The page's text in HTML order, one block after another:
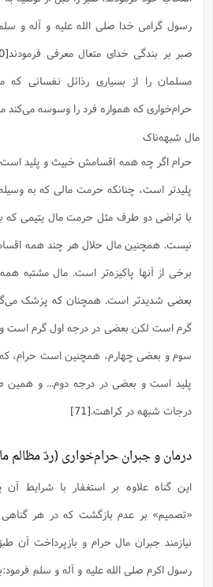
رسول گرامی خدا صلی الله علیه و آله و سلم
صبر بر بندگی خدای متعال معرفی فرمودند[70]
مسلمان را از بسیاری رذائل نفسانی که
حرام‌خواری که همواره فرد را وسوسه می‌کند
مال شبهه‌ناک
حرام اگر چه همه اقسامش خبیث و پلید است
پلیدتر است، چنانکه حرمت مالى که به
با تراضى دو طرف مثل حرمت مال یتیمى که
نیست. همچنین مال حلال هر چند همه
برخى از آنها پاکیزه‌تر است. مال مشتبه
بعضى شدیدتر است. همچنان که پزشک
گرم است لکن بعضى در درجه اول گرم است
سوم و بعضى چهارم، همچنین است حرام،
پلید است و بعضى در درجه دوم... و همین
درجات شبهه در کراهت.[71]
درمان و جبران حرام‌خواری (ردّ مظالم
این گناه علاوه بر استغفار با شرایط آن
«تصمیم» بر عدم بازگشت که در هر گناهی
نیازمند جبران مال حرام و بازپرداخت آن
رسول اکرم صلی الله علیه و آله و سلم